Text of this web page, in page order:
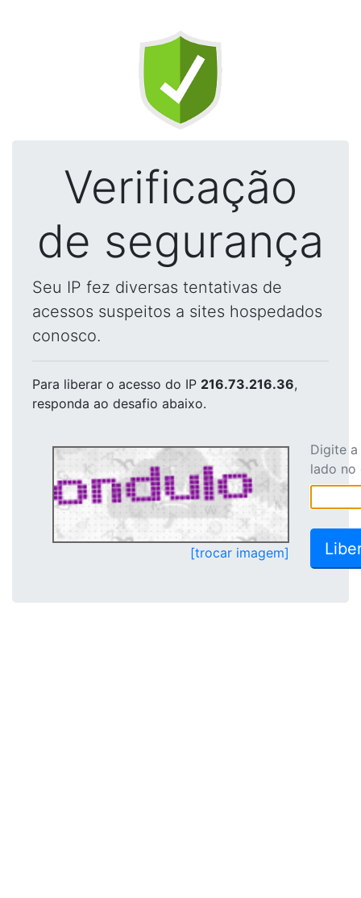
Verificação
de segurança
Seu IP fez diversas tentativas de
acessos suspeitos a sites hospedados
conosco.
Para liberar o acesso do IP 216.73.216.36,
responda ao desafio abaixo.
[trocar imagem]
Digite
lado no